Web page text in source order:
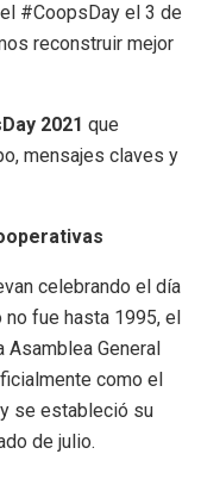
#CoopsDay el 3 de
reconstruir mejor
2021 que
mensajes claves y
celebrando el día
fue hasta 1995, el
Asamblea General
como el
se estableció su
de julio.